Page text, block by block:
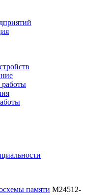
памяти M24512-